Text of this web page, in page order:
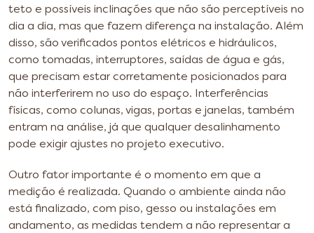
teto e possíveis inclinações que não são perceptíveis no
dia a dia, mas que fazem diferença na instalação. Além
disso, são verificados pontos elétricos e hidráulicos,
como tomadas, interruptores, saídas de água e gás,
que precisam estar corretamente posicionados para
não interferirem no uso do espaço. Interferências
físicas, como colunas, vigas, portas e janelas, também
entram na análise, já que qualquer desalinhamento
pode exigir ajustes no projeto executivo.
Outro fator importante é o momento em que a
medição é realizada. Quando o ambiente ainda não
está finalizado, com piso, gesso ou instalações em
andamento, as medidas tendem a não representar a